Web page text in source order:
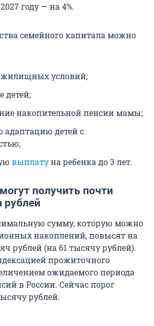
году — на 4%.
семейного капитала можно
условий;
детей;
накопительной пенсии мамы;
адаптацию детей с
выплатуна ребенка до 3 лет.
получить почти
рублей
сумму, которую можно
накоплений, повысят на
рублей (на 61 тысячу рублей).
прожиточного
ожидаемого периода
в России. Сейчас порог
рублей.